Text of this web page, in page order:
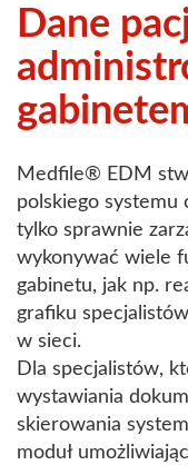
Dane
Medfile® EDM
polskiego systemu
tylko sprawnie
wykonywać wiele
gabinetu, jak np.
grafiku
w sieci.
Dla specjalistów,
wystawiania
skierowania
moduł